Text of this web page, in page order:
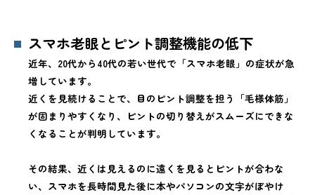
スマホ老眼とピント調整機能の低下
近年、20代から40代の若い世代で「スマホ老眼」の症状が急
増しています。
近くを見続けることで、目のピント調整を担う「毛様体筋」
が固まりやすくなり、ピントの切り替えがスムーズにできな
くなることが判明しています。
その結果、近くは見えるのに遠くを見るとピントが合わな
い、スマホを長時間見た後に本やパソコンの文字がぼやけ